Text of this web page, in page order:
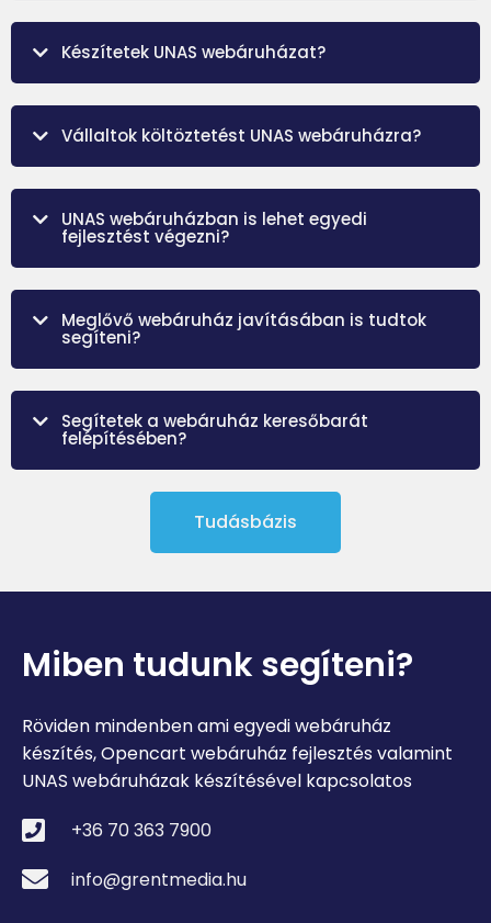
Készítetek UNAS webáruházat?
Vállaltok költöztetést UNAS webáruházra?
UNAS webáruházban is lehet egyedi
fejlesztést végezni?
Meglővő webáruház javításában is tudtok
segíteni?
Segítetek a webáruház keresőbarát
felépítésében?
Tudásbázis
Miben tudunk segíteni?
Röviden mindenben ami egyedi webáruház
készítés, Opencart webáruház fejlesztés valamint
UNAS webáruházak készítésével kapcsolatos
+36 70 363 7900
info@grentmedia.hu